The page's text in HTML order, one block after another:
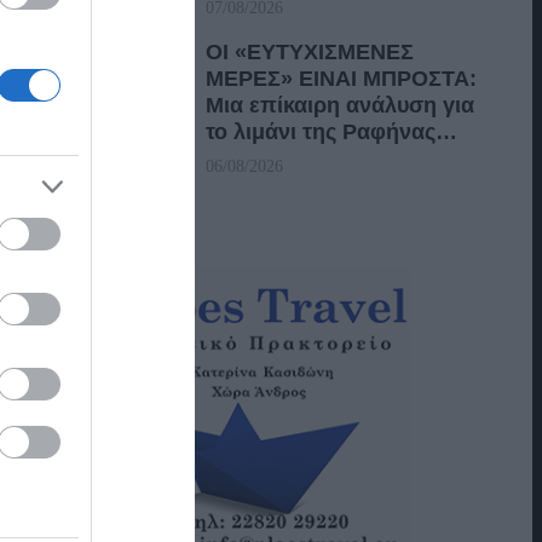
07/08/2026
ΟΙ «ΕΥΤΥΧΙΣΜΕΝΕΣ
ΜΕΡΕΣ» ΕΙΝΑΙ ΜΠΡΟΣΤΑ:
Μια επίκαιρη ανάλυση για
το λιμάνι της Ραφήνας…
06/08/2026